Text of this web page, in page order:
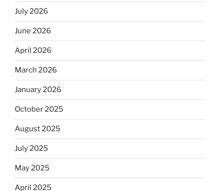
July 2026
June 2026
April 2026
March 2026
January 2026
October 2025
August 2025
July 2025
May 2025
April 2025